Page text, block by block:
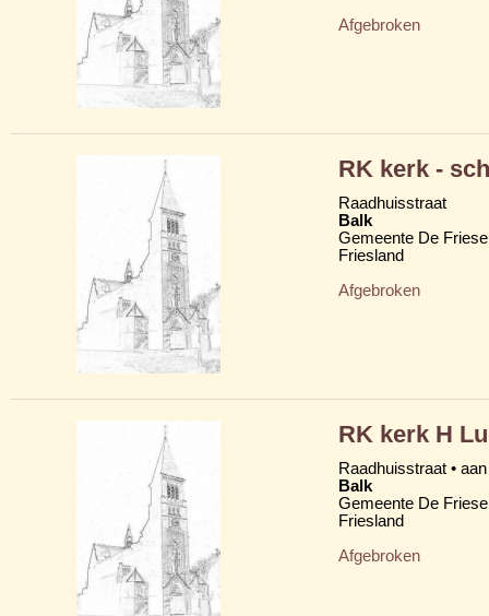
Afgebroken
RK kerk -
Raadhuisstraat
Balk
Gemeente De
Friesland
Afgebroken
RK kerk H
Raadhuisstraat •
Balk
Gemeente De
Friesland
Afgebroken